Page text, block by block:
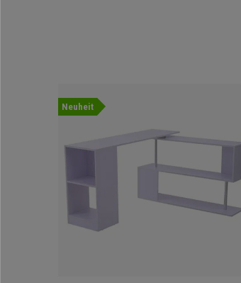
Neuheit